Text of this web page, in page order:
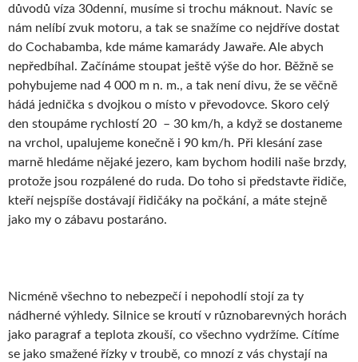
důvodů víza 30denní, musíme si trochu máknout. Navíc se
nám nelíbí zvuk motoru, a tak se snažíme co nejdříve dostat
do Cochabamba, kde máme kamarády Jawaře. Ale abych
nepředbíhal. Začínáme stoupat ještě výše do hor. Běžně se
pohybujeme nad 4 000 m n. m., a tak není divu, že se věčně
hádá jednička s dvojkou o místo v převodovce. Skoro celý
den stoupáme rychlostí 20 – 30 km/h, a když se dostaneme
na vrchol, upalujeme konečně i 90 km/h. Při klesání zase
marně hledáme nějaké jezero, kam bychom hodili naše brzdy,
protože jsou rozpálené do ruda. Do toho si představte řidiče,
kteří nejspíše dostávají řidičáky na počkání, a máte stejně
jako my o zábavu postaráno.
Nicméně všechno to nebezpečí i nepohodlí stojí za ty
nádherné výhledy. Silnice se kroutí v různobarevných horách
jako paragraf a teplota zkouší, co všechno vydržíme. Cítíme
se jako smažené řízky v troubě, co mnozí z vás chystají na